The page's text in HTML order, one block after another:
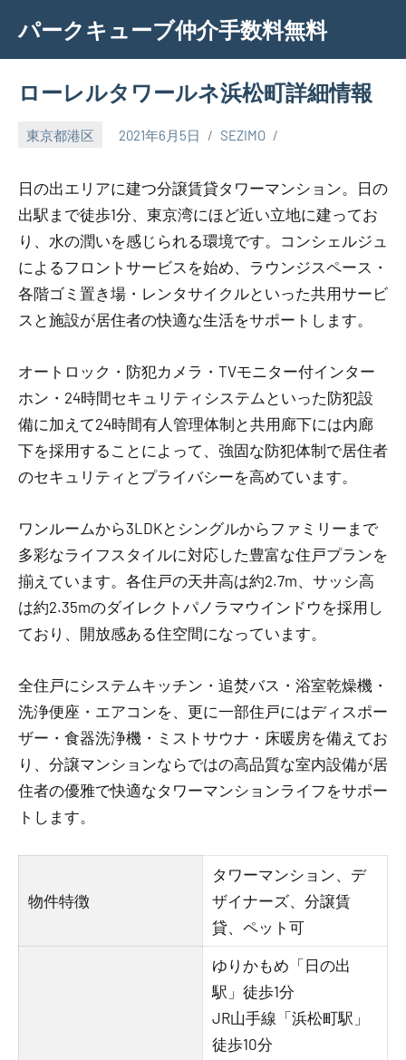
content
パークキューブ仲介手数料無料
ローレルタワールネ浜松町詳細情報
東京都港区 2021年6月5日 SEZIMO
日の出エリアに建つ分譲賃貸タワーマンション。日の
出駅まで徒歩1分、東京湾にほど近い立地に建ってお
り、水の潤いを感じられる環境です。コンシェルジュ
によるフロントサービスを始め、ラウンジスペース・
各階ゴミ置き場・レンタサイクルといった共用サービ
スと施設が居住者の快適な生活をサポートします。
オートロック・防犯カメラ・TVモニター付インター
ホン・24時間セキュリティシステムといった防犯設
備に加えて24時間有人管理体制と共用廊下には内廊
下を採用することによって、強固な防犯体制で居住者
のセキュリティとプライバシーを高めています。
ワンルームから3LDKとシングルからファミリーまで
多彩なライフスタイルに対応した豊富な住戸プランを
揃えています。各住戸の天井高は約2.7m、サッシ高
は約2.35mのダイレクトパノラマウインドウを採用し
ており、開放感ある住空間になっています。
全住戸にシステムキッチン・追焚バス・浴室乾燥機・
洗浄便座・エアコンを、更に一部住戸にはディスポー
ザー・食器洗浄機・ミストサウナ・床暖房を備えてお
り、分譲マンションならではの高品質な室内設備が居
住者の優雅で快適なタワーマンションライフをサポー
トします。
物件特徴
タワーマンション、デ
ザイナーズ、分譲賃
貸、ペット可
ゆりかもめ「日の出
駅」徒歩1分
JR山手線「浜松町駅」
徒歩10分